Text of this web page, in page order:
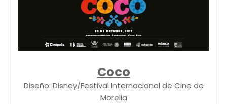
Coco
Diseño: Disney/Festival Internacional de Cine de
Morelia